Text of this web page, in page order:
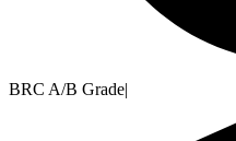
BRC A/B Grade|